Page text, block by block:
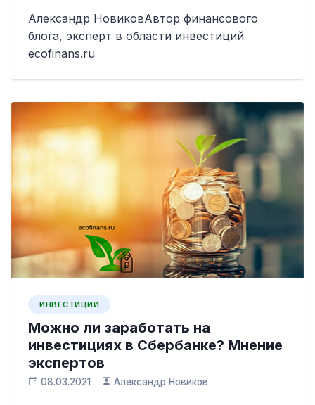
Александр НовиковАвтор финансового
блога, эксперт в области инвестиций
ecofinans.ru
ИНВЕСТИЦИИ
Можно ли заработать на
инвестициях в Сбербанке? Мнение
экспертов
08.03.2021 Александр Новиков